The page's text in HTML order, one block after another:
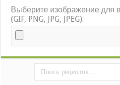
Выберите изображение для
(GIF, PNG, JPG, JPEG):